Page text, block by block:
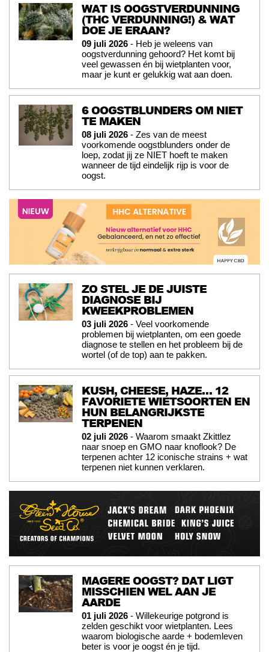
WAT IS OOGSTVERDUNNING
(THC VERDUNNING!) & WAT
DOE JE ERAAN?
09 juli 2026 - Heb je weleens van
oogstverdunning gehoord? Het komt bij
veel gewassen én bij wietplanten voor,
maar je kunt er gelukkig wat aan doen.
6 OOGSTBLUNDERS OM NIET
TE MAKEN
08 juli 2026 - Zes van de meest
voorkomende oogstblunders onder de
loep, zodat jij ze NIET hoeft te maken
wanneer de tijd eindelijk rijp is voor de
oogst.
ZO STEL JE DE JUISTE
DIAGNOSE BIJ
KWEEKPROBLEMEN
03 juli 2026 - Veel voorkomende
problemen bij wietplanten, om een goede
diagnose te stellen en het probleem bij de
wortel (of de top) aan te pakken.
KUSH, CHEESE, HAZE… 12
FAVORIETE WIETSOORTEN EN
HUN BELANGRIJKSTE
TERPENEN
02 juli 2026 - Waarom smaakt Zkittlez
naar snoep en GMO naar knoflook? De
terpenen achter 12 iconische strains + wat
terpenen niet kunnen verklaren.
MAGERE OOGST? DAT LIGT
MISSCHIEN WEL AAN JE
AARDE
01 juli 2026 - Willekeurige potgrond is
zelden geschikt voor wietplanten. Lees
waarom biologische aarde + bodemleven
beter is voor je oogst én je tijd.